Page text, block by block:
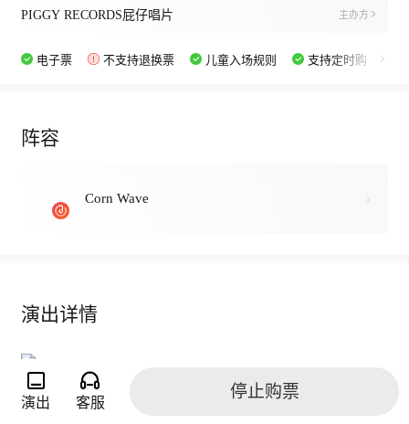
PIGGY RECORDS屁仔唱片 主办方
电子票 不支持退换票 儿童入场规则 支持定时购
阵容
Corn Wave
演出详情
演出 客服
停止购票